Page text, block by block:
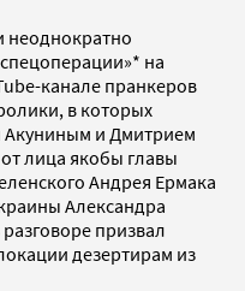
неоднократно
на
канале пранкеров
в которых
Акуниным и Дмитрием
лица якобы главы
Андрея Ермака
Александра
призвал
дезертирам из